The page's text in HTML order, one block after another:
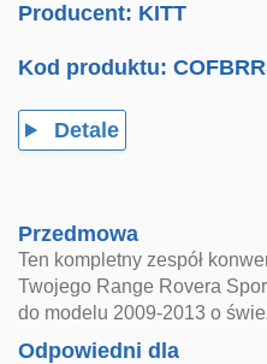
Producent: KITT
Kod produktu:
Detale
Przedmowa
Ten kompletny zespół
Twojego Range Rovera
do modelu 2009-2013 o
Odpowiedni dla